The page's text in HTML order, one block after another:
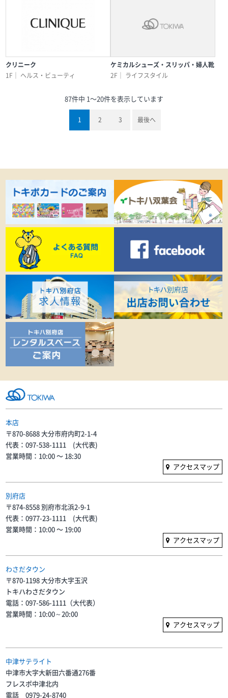
クリニーク
1F｜
ヘルス・ビューティ
ケミカルシューズ・スリッパ・婦人靴
2F｜
ライフスタイル
87件中 1〜20件を表示しています
1 2 3 最後へ
本店
〒870-8688 大分市府内町2-1-4
代表：097-538-1111 (大代表)
営業時間：10:00 〜 18:30
アクセスマップ
別府店
〒874-8558 別府市北浜2-9-1
代表：0977-23-1111 (大代表)
営業時間：10:00 〜 19:00
アクセスマップ
わさだタウン
〒870-1198 大分市大字玉沢
トキハわさだタウン
電話：097-586-1111（大代表）
営業時間：10:00～20:00
アクセスマップ
中津サテライト
中津市大字大新田六番通276番
フレスポ中津北内
電話 0979-24-8740